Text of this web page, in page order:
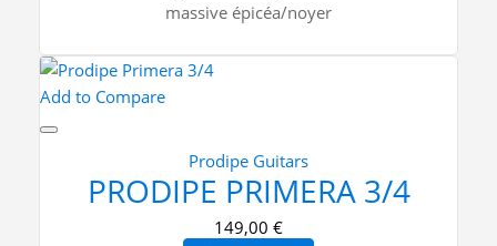
massive épicéa/noyer
Add to Compare
Prodipe Guitars
PRODIPE PRIMERA 3/4
149,00 €